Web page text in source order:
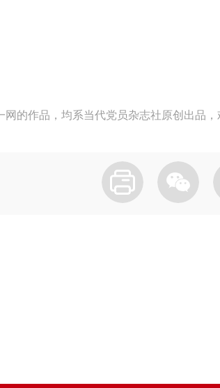
的作品，均系当代党员杂志社原创出品